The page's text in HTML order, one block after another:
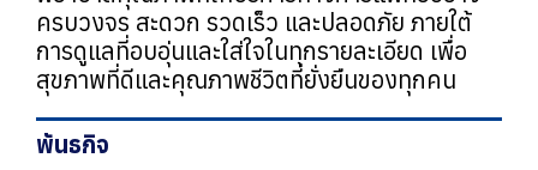
ครบวงจร สะดวก รวดเร็ว และปลอดภัย ภายใต้
การดูแลที่อบอุ่นและใส่ใจในทุกรายละเอียด เพื่อ
สุขภาพที่ดีและคุณภาพชีวิตที่ยั่งยืนของทุกคน
พันธกิจ